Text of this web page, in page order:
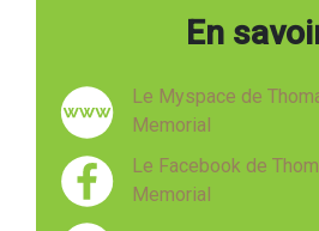
En
Le Myspace de
Memorial
Le Facebook de
Memorial